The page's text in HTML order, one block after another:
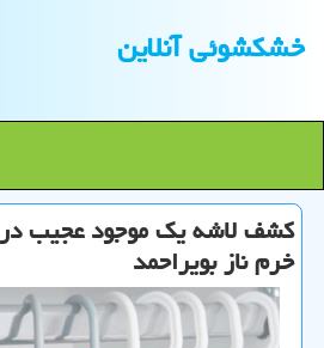
خشكشوئی آنلاین
كشف لاشه یك موجود عجیب در
خرم ناز بویراحمد